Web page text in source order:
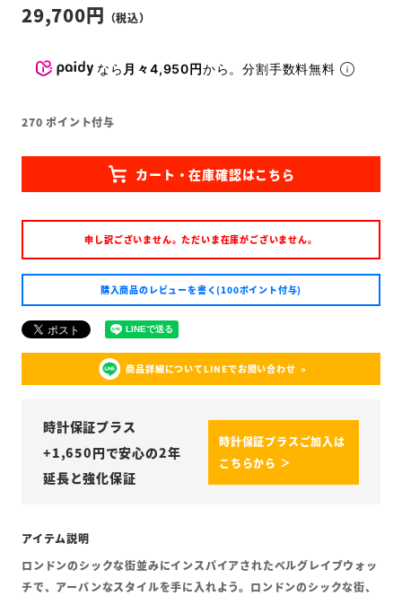
29,700
なら 月々4,950円から。分割手数料無料
270 ポイント付与
申し訳ございません。ただいま在庫がございません。
購入商品のレビューを書く(100ポイント付与)
商品詳細についてLINEでお問い合わせ
時計保証プラス
+1,650円で安心の2年
延長と強化保証
時計保証プラスご加入は
こちらから ＞
ロンドンのシックな街並みにインスパイアされたベルグレイブウォッ
チで、アーバンなスタイルを手に入れよう。ロンドンのシックな街、